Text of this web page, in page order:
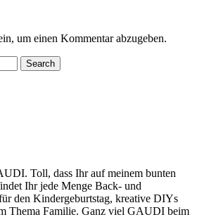
um einen Kommentar abzugeben.
Toll, dass Ihr auf meinem bunten
Ihr jede Menge Back- und
den Kindergeburtstag, kreative DIYs
Thema Familie. Ganz viel GAUDI beim